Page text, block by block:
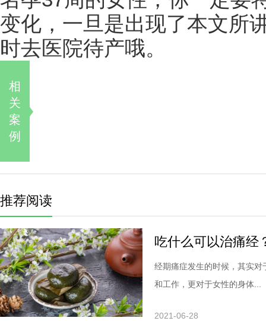
变化，一旦是出现了本文所
时去医院待产哦。
相
关
案
例
推荐阅读
吃什么可以治痛经
经期痛症发生的时候，其实
和工作，更对于女性的身体...
2021-06-28